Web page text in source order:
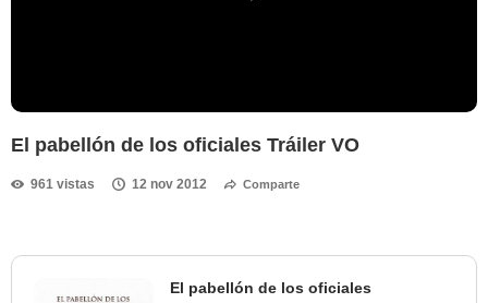
El pabellón de los oficiales Tráiler VO
961 vistas 12 nov 2012 Comparte
El pabellón de los oficiales